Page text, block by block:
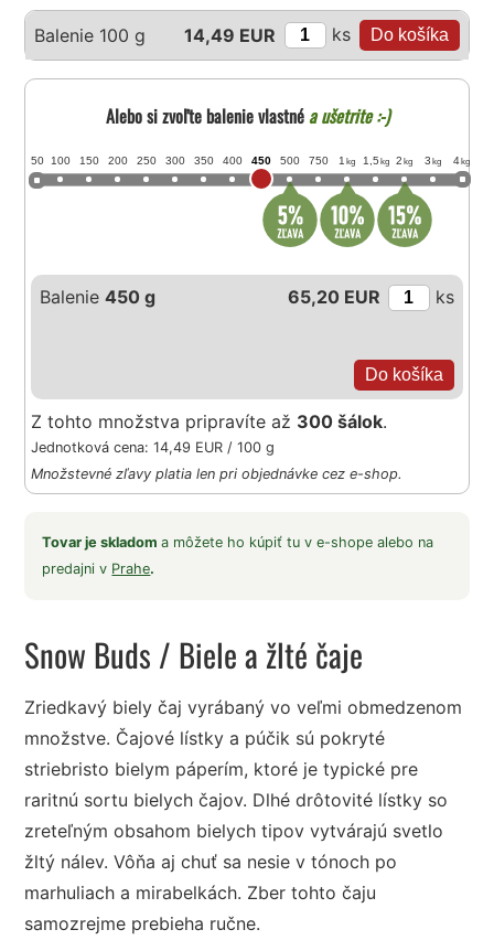
Balenie 100 g 14,49 EUR ks
Alebo si zvoľte balenie vlastnéa ušetrite :-)
50 100 150 200 250 300 350 400 450 500 750 1 kg 1,5 kg 2 kg 3 kg 4kg
Balenie450 g 65,20 EUR ks
Z tohto množstva pripravíte až 300 šálok.
Jednotková cena: 14,49 EUR / 100 g
Množstevné zľavy platia len pri objednávke cez e-shop.
Tovar je skladoma môžete ho kúpiť tu v e-shope alebo na
predajni v Prahe.
Snow Buds / Biele a žlté čaje
Zriedkavý biely čaj vyrábaný vo veľmi obmedzenom
množstve. Čajové lístky a púčik sú pokryté
striebristo bielym páperím, ktoré je typické pre
raritnú sortu bielych čajov. Dlhé drôtovité lístky so
zreteľným obsahom bielych tipov vytvárajú svetlo
žltý nálev. Vôňa aj chuť sa nesie v tónoch po
marhuliach a mirabelkách. Zber tohto čaju
samozrejme prebieha ručne.